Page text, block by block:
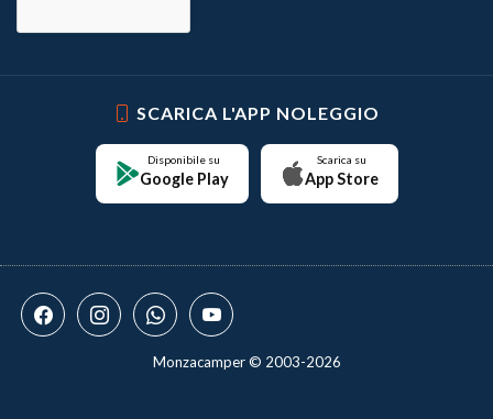
SCARICA L'APP NOLEGGIO
Disponibile su
Google Play
Scarica su
App Store
Monzacamper © 2003-2026